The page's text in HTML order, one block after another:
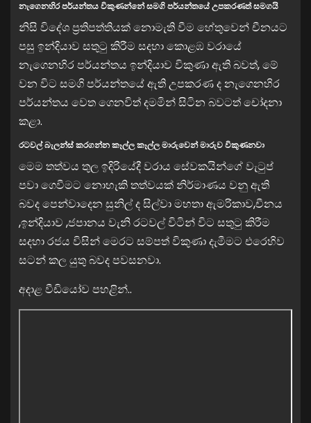
නැගෙනහිර පර්යන්තය විකුණන්නේ සමගි පර්යන්තයේ උපකරණත් සමගයි
නිසි විදේශ ප්‍රතිපත්තියක් නොමැති වීම හේතුවෙන් චීනයට
පසු ඉන්දියාව සතුටු කිරීම සදහා කොළඹ වරායේ
නැගෙනහිර පර්යන්තය ඉන්දියාව විකුණා ඇති බවත්, මේ
වන විට සමගි පර්යන්තයේ ඇති උපකරණ ද නැගෙනහිර
පර්යන්තය වෙත ගෙනවිත් දමමින් සිටින බවටත් චෝදනා
කළා.
රටවල් බැලන්ස් කරගන්න කෑල්ල කෑල්ල මාරුවෙන් මාරුව විකුණනවා
මෙම තත්වය තුල ඉදිරියේදී වරාය සේවකයින්ගේ වැටුප්
පවා ගෙවීමට නොහැකි තත්වයක් නිර්මාණය වනු ඇති
බවද පෙන්වාදෙන සුනිල් ද සිල්වා මහතා ඇමරිකාව,චීනය
,ඉන්දියාව ,ජපානය වැනි රටවල් විටින් විට සතුටු කිරීම
සදහා රජය විසින් මෙරට සම්පත් විකුණා දැමීමට එරෙහිව
සටන් කල යුතු බවද පවසනවා.
අදාළ වීඩියෝව පහළින්..